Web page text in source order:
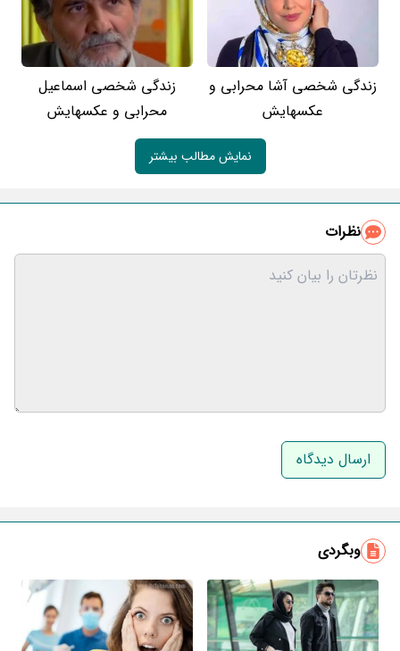
زندگی شخصی آشا محرابی و
عکسهایش
زندگی شخصی اسماعیل
محرابی و عکسهایش
نمایش مطالب بیشتر
نظرات
نام و نام خانوادگی
وبگردی